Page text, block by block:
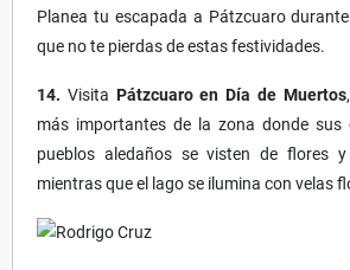
Planea tu escapada a Pátzcuaro
que no te pierdas de estas festividades.
14. Visita Pátzcuaro en Día de Muertos
más importantes de la zona donde sus
pueblos aledaños se visten de flores y
mientras que el lago se ilumina con velas